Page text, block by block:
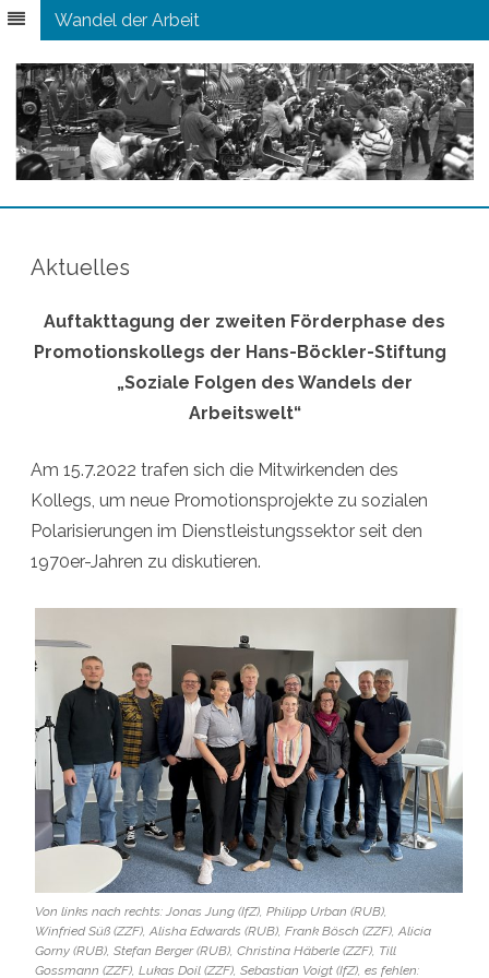
Wandel der Arbeit
Aktuelles
Auftakttagung der zweiten Förderphase des
Promotionskollegs der Hans-Böckler-Stiftung
„Soziale Folgen des Wandels der
Arbeitswelt“
Am 15.7.2022 trafen sich die Mitwirkenden des
Kollegs, um neue Promotionsprojekte zu sozialen
Polarisierungen im Dienstleistungssektor seit den
1970er-Jahren zu diskutieren.
Von links nach rechts: Jonas Jung (IfZ), Philipp Urban (RUB),
Winfried Süß (ZZF), Alisha Edwards (RUB), Frank Bösch (ZZF), Alicia
Gorny (RUB), Stefan Berger (RUB), Christina Häberle (ZZF), Till
Gossmann (ZZF), Lukas Doil (ZZF), Sebastian Voigt (IfZ), es fehlen: